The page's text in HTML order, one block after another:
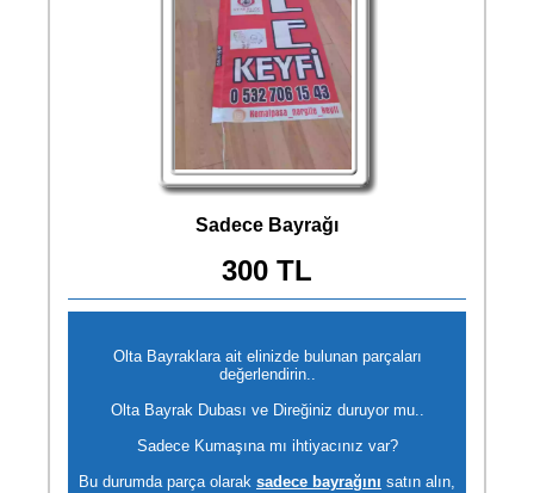
Sadece Bayrağı
300 TL
Olta Bayraklara ait elinizde bulunan parçaları
değerlendirin..
Olta Bayrak Dubası ve Direğiniz duruyor mu..
Sadece Kumaşına mı ihtiyacınız var?
Bu durumda parça olarak sadece bayrağını satın alın,